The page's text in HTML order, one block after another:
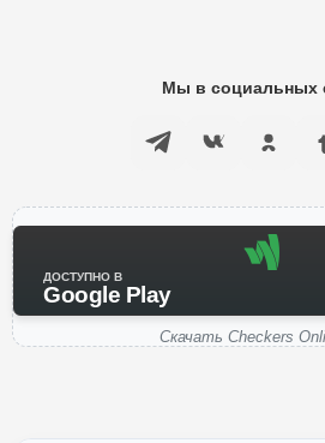
Мы в социальных
ДОСТУПНО В
Google Play
Скачать Checkers